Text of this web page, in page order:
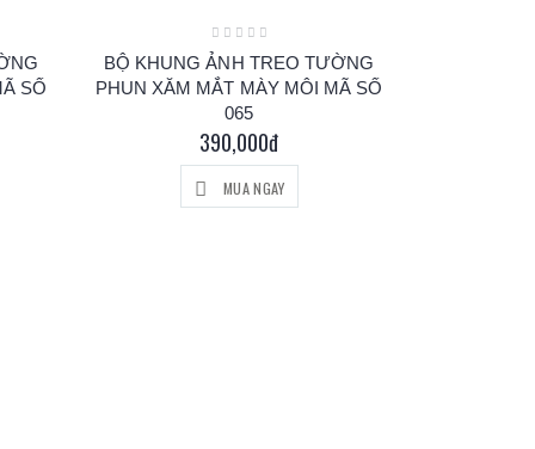
SỐ
BỘ KHUNG ẢNH TREO TƯỜNG
PHUN XĂM MẮT MÀY MÔI MÃ SỐ
065
390,000đ
MUA NGAY